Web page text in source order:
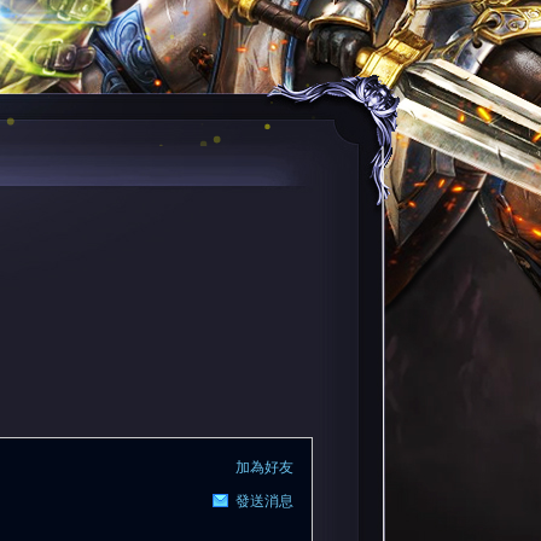
加為好友
發送消息